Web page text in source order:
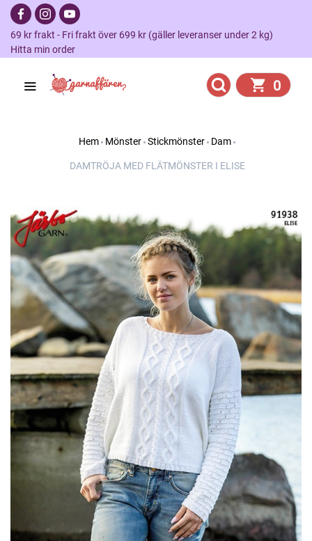
69 kr frakt - Fri frakt över 699 kr (gäller leveranser under 2 kg)
Hitta min order
0
Hem Mönster Stickmönster Dam
DAMTRÖJA MED FLÄTMÖNSTER I ELISE